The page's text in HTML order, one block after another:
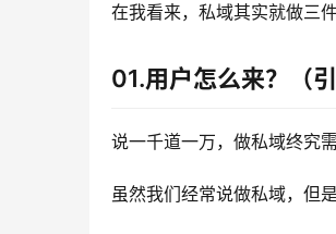
在我看来，私域其实就做三件
01.用户怎么来？（引
说一千道一万，做私域终究
虽然我们经常说做私域，但